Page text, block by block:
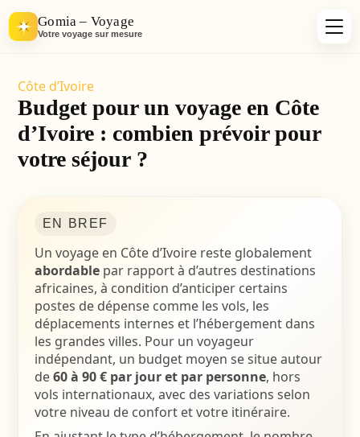
Gomia – Voyage
Votre voyage sur mesure
Côte d’Ivoire
Budget pour un voyage en Côte
d’Ivoire : combien prévoir pour
votre séjour ?
EN BREF
Un voyage en Côte d’Ivoire reste globalement
abordablepar rapport à d’autres destinations
africaines, à condition d’anticiper certains
postes de dépense comme les vols, les
déplacements internes et l’hébergement dans
les grandes villes. Pour un voyageur
indépendant, un budget moyen se situe autour
de60 à 90 € par jour et par personne, hors
vols internationaux, avec des variations selon
votre niveau de confort et votre itinéraire.